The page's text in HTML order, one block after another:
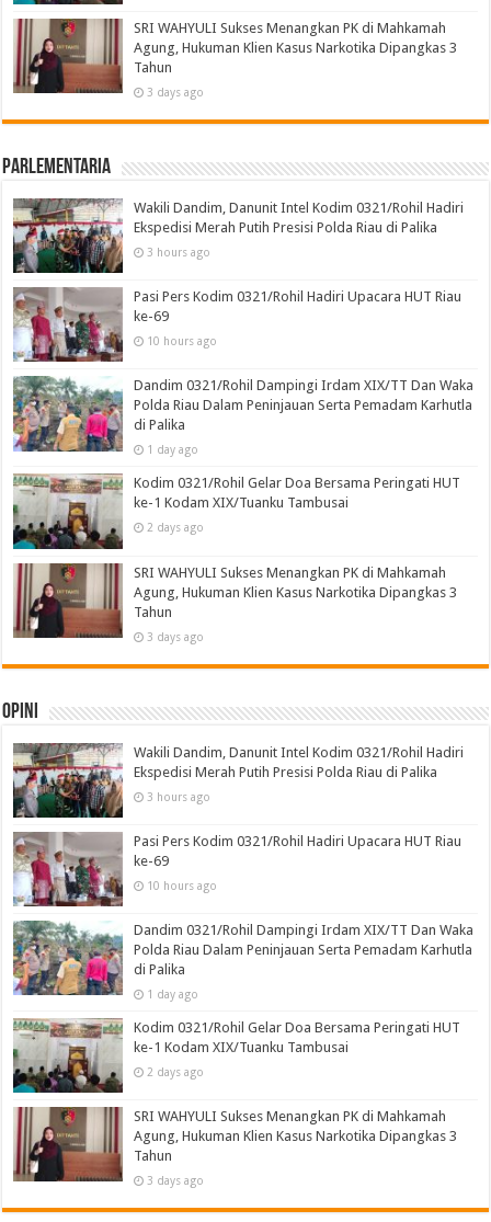
SRI WAHYULI Sukses Menangkan PK di Mahkamah
Agung, Hukuman Klien Kasus Narkotika Dipangkas 3
Tahun
3 days ago
Parlementaria
Wakili Dandim, Danunit Intel Kodim 0321/Rohil Hadiri
Ekspedisi Merah Putih Presisi Polda Riau di Palika
3 hours ago
Pasi Pers Kodim 0321/Rohil Hadiri Upacara HUT Riau
ke-69
10 hours ago
Dandim 0321/Rohil Dampingi Irdam XIX/TT Dan Waka
Polda Riau Dalam Peninjauan Serta Pemadam Karhutla
di Palika
1 day ago
Kodim 0321/Rohil Gelar Doa Bersama Peringati HUT
ke-1 Kodam XIX/Tuanku Tambusai
2 days ago
SRI WAHYULI Sukses Menangkan PK di Mahkamah
Agung, Hukuman Klien Kasus Narkotika Dipangkas 3
Tahun
3 days ago
Opini
Wakili Dandim, Danunit Intel Kodim 0321/Rohil Hadiri
Ekspedisi Merah Putih Presisi Polda Riau di Palika
3 hours ago
Pasi Pers Kodim 0321/Rohil Hadiri Upacara HUT Riau
ke-69
10 hours ago
Dandim 0321/Rohil Dampingi Irdam XIX/TT Dan Waka
Polda Riau Dalam Peninjauan Serta Pemadam Karhutla
di Palika
1 day ago
Kodim 0321/Rohil Gelar Doa Bersama Peringati HUT
ke-1 Kodam XIX/Tuanku Tambusai
2 days ago
SRI WAHYULI Sukses Menangkan PK di Mahkamah
Agung, Hukuman Klien Kasus Narkotika Dipangkas 3
Tahun
3 days ago